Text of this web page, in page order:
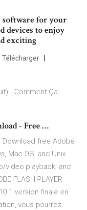
software for your
devices to enjoy
exciting
Télécharger
- Comment Ça
- Free …
Download free Adobe
Mac OS, and Unix-
video playback, and
FLASH PLAYER
version finale en
vous pourrez